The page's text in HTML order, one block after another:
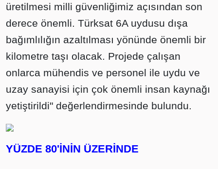
üretilmesi milli güvenliğimiz açısından son
derece önemli. Türksat 6A uydusu dışa
bağımlılığın azaltılması yönünde önemli bir
kilometre taşı olacak. Projede çalışan
onlarca mühendis ve personel ile uydu ve
uzay sanayisi için çok önemli insan kaynağı
yetiştirildi" değerlendirmesinde bulundu.
YÜZDE 80'İNİN ÜZERİNDE